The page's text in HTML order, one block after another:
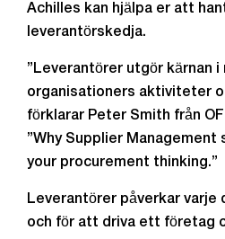
Achilles kan hjälpa er att
leverantörskedja.
”Leverantörer utgör kärnan i
organisationers aktiviteter
förklarar Peter Smith från
”Why Supplier
your procurement thinking.”
Leverantörer påverkar varje
och för att driva ett företag